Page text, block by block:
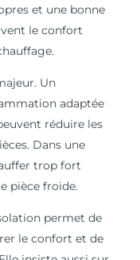
et une bonne
le confort
Un
adaptée
réduire les
Dans une
trop fort
pièce froide.
permet de
le confort et de